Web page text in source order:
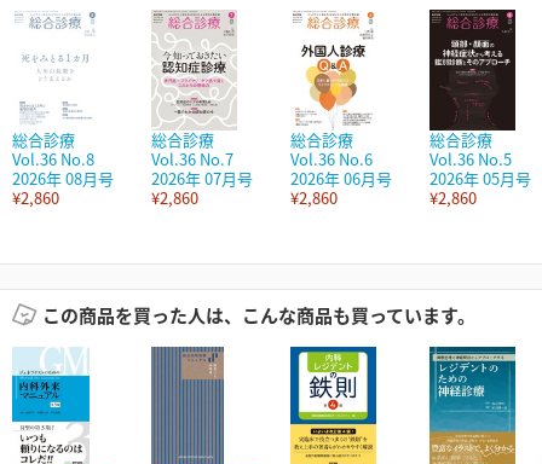
総合診療
Vol.36 No.8
2026年 08月号
¥2,860
総合診療
Vol.36 No.7
2026年 07月号
¥2,860
総合診療
Vol.36 No.6
2026年 06月号
¥2,860
総合診療
Vol.36 No.5
2026年 05月号
¥2,860
この商品を買った人は、こんな商品も買っています。